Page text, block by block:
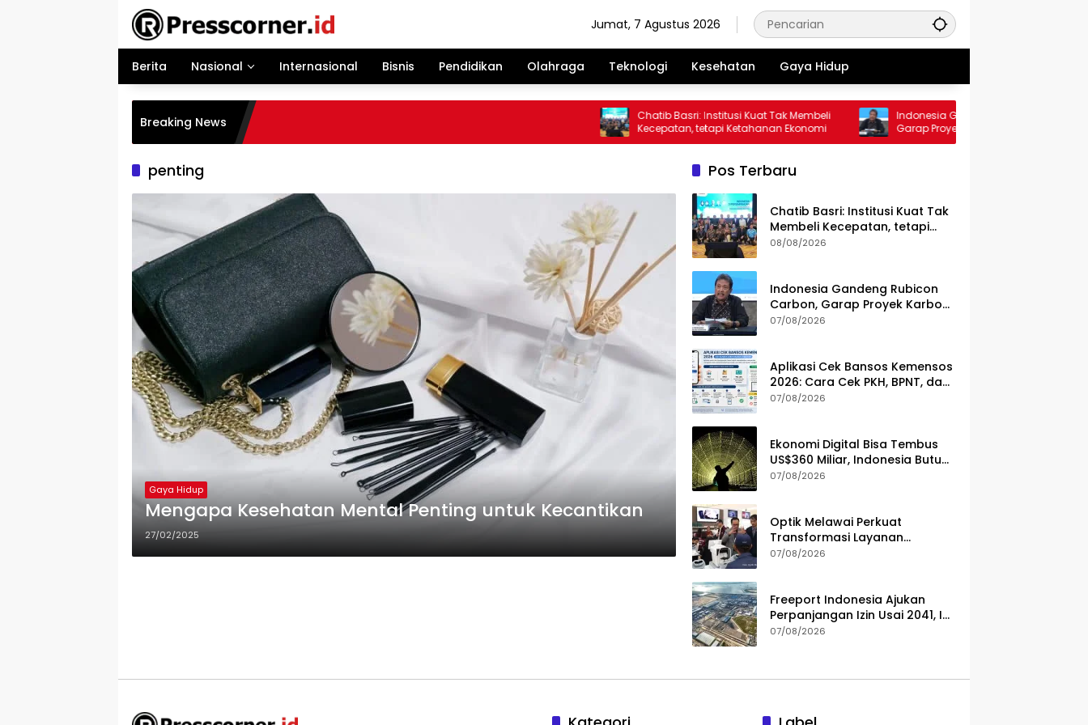
Jumat, 7 Agustus 2026
Berita Nasional Internasional Bisnis Pendidikan Olahraga Teknologi Kesehatan Gaya Hidup
Breaking News
Chatib Basri: Institusi Kuat Tak Membeli
Kecepatan, tetapi Ketahanan Ekonomi
Indonesia Gandeng Rubicon Carbon,
Garap Proyek Karbon Biru 70.000 Hektare
penting
Gaya Hidup
Mengapa Kesehatan Mental Penting untuk Kecantikan
27/02/2025
Pos Terbaru
Chatib Basri: Institusi Kuat Tak
Membeli Kecepatan, tetapi
Ketahanan Ekonomi
08/08/2026
Indonesia Gandeng Rubicon
Carbon, Garap Proyek Karbon
Biru 70.000 Hektare
07/08/2026
Aplikasi Cek Bansos Kemensos
2026: Cara Cek PKH, BPNT, dan
PBI-JKN Lewat HP
07/08/2026
Ekonomi Digital Bisa Tembus
US$360 Miliar, Indonesia Butuh
Strategi Talenta Nasional
07/08/2026
Optik Melawai Perkuat
Transformasi Layanan
Kesehatan Mata
07/08/2026
Freeport Indonesia Ajukan
Perpanjangan Izin Usai 2041, Ini
Alasannya
07/08/2026